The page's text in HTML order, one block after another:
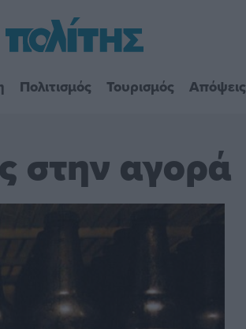
Πολιτισμός Τουρισμός Απόψεις
στην αγορά